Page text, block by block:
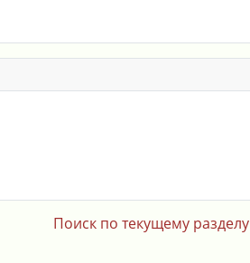
Поиск по текущему разделу